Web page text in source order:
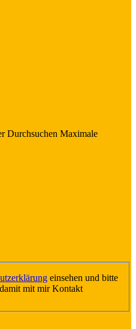
Durchsuchen Maximale
einsehen und bitte
mit mir Kontakt